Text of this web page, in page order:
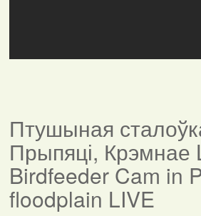
Птушыная
Прыпяці, Крэмнае
Birdfeeder Cam in
floodplain LIVE